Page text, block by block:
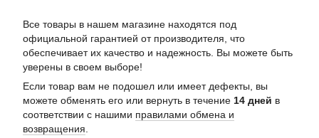
Все товары в нашем магазине находятся под
официальной гарантией от производителя, что
обеспечивает их качество и надежность. Вы можете быть
уверены в своем выборе!
Если товар вам не подошел или имеет дефекты, вы
можете обменять его или вернуть в течение 14 дней в
соответствии с нашими правилами обмена и
возвращения